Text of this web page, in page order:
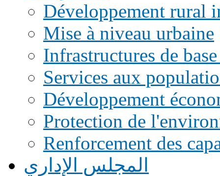
Développement rural
Mise à niveau urbaine
Infrastructures de
Services aux
Développement
Protection de
Renforcement des
المجلس الإداري